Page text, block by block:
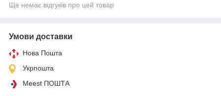
Ще немає відгуків про цей товар
Умови доставки
Нова Пошта
Укрпошта
Meest ПОШТА